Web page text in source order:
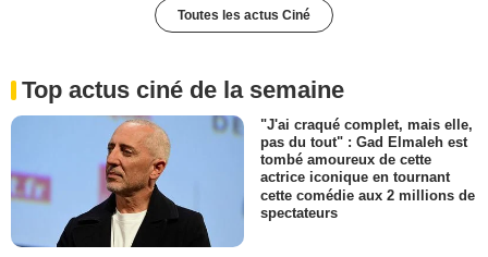
Toutes les actus Ciné
Top actus ciné de la semaine
"J'ai craqué complet, mais elle,
pas du tout" : Gad Elmaleh est
tombé amoureux de cette
actrice iconique en tournant
cette comédie aux 2 millions de
spectateurs